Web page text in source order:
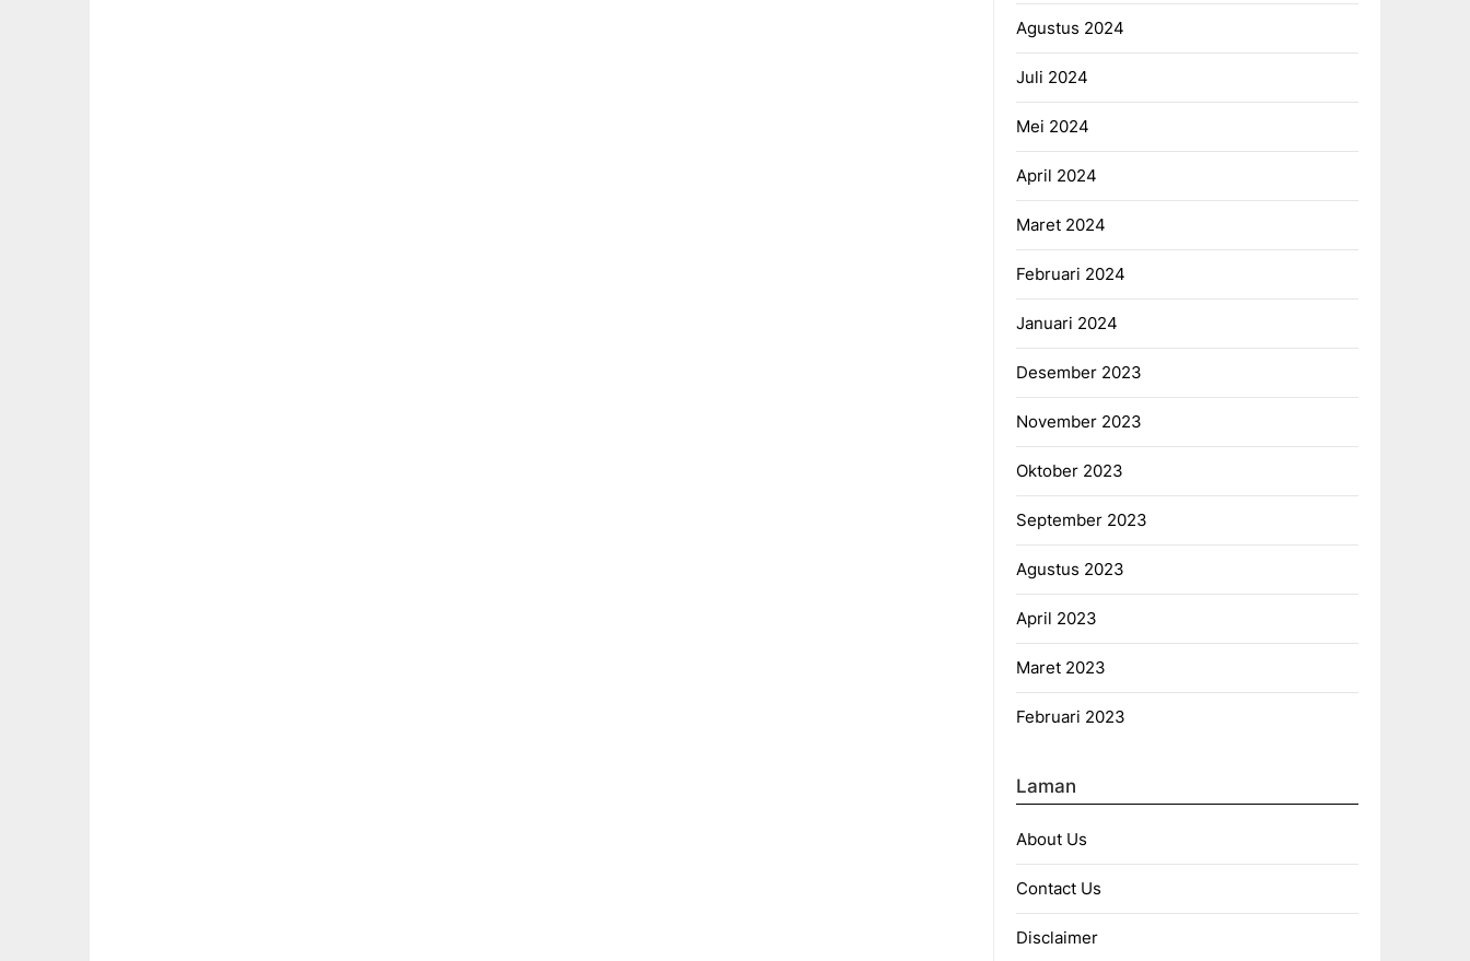
Agustus 2024
Juli 2024
Mei 2024
April 2024
Maret 2024
Februari 2024
Januari 2024
Desember 2023
November 2023
Oktober 2023
September 2023
Agustus 2023
April 2023
Maret 2023
Februari 2023
Laman
About Us
Contact Us
Disclaimer